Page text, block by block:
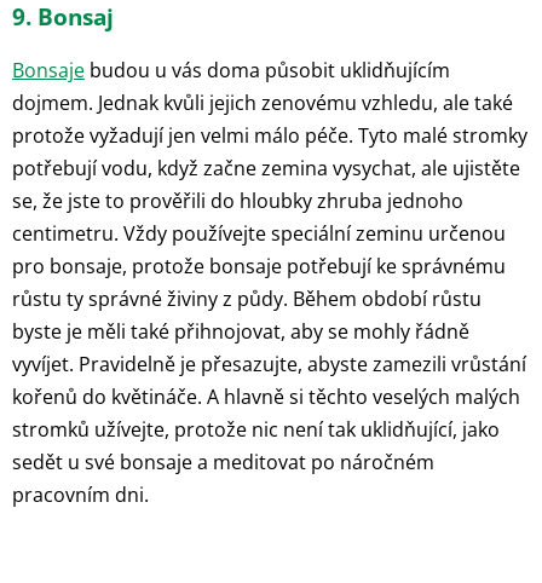
9. Bonsaj
Bonsaje budou u vás doma působit uklidňujícím
dojmem. Jednak kvůli jejich zenovému vzhledu, ale také
protože vyžadují jen velmi málo péče. Tyto malé stromky
potřebují vodu, když začne zemina vysychat, ale ujistěte
se, že jste to prověřili do hloubky zhruba jednoho
centimetru. Vždy používejte speciální zeminu určenou
pro bonsaje, protože bonsaje potřebují ke správnému
růstu ty správné živiny z půdy. Během období růstu
byste je měli také přihnojovat, aby se mohly řádně
vyvíjet. Pravidelně je přesazujte, abyste zamezili vrůstání
kořenů do květináče. A hlavně si těchto veselých malých
stromků užívejte, protože nic není tak uklidňující, jako
sedět u své bonsaje a meditovat po náročném
pracovním dni.